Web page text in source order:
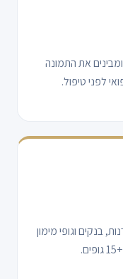
את התמונה
לפני טיפול.
בנקים וגופי מימון